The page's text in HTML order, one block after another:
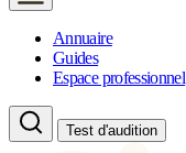
Annuaire
Guides
Espace professionnel
Test d'audition